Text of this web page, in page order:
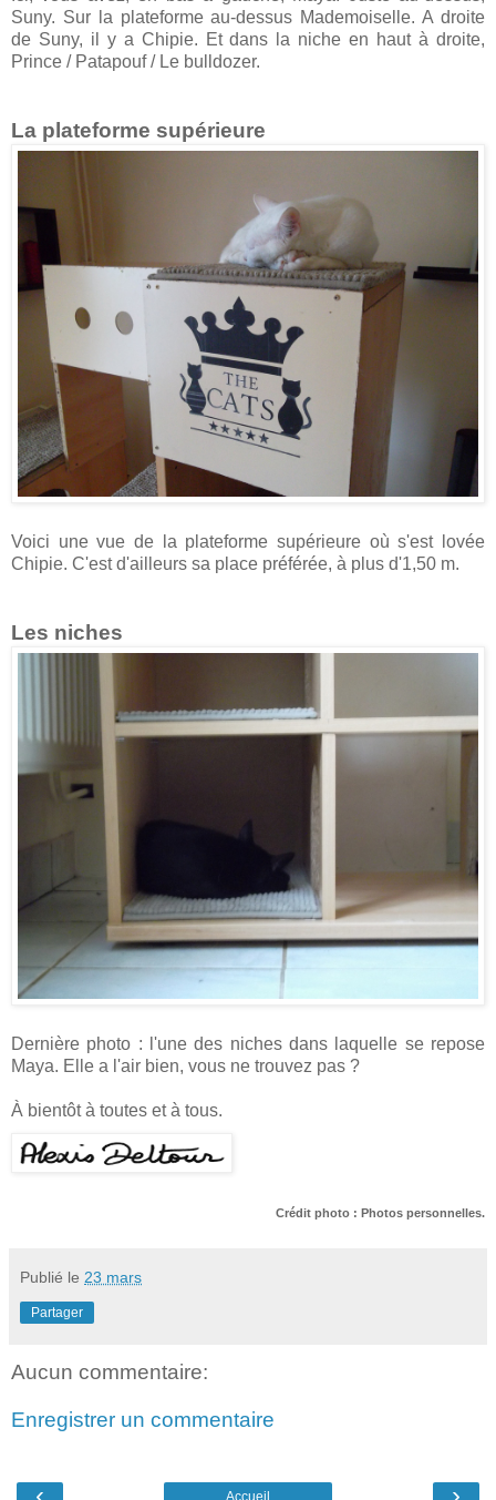
Suny. Sur la plateforme au-dessus Mademoiselle. A droite
de Suny, il y a Chipie. Et dans la niche en haut à droite,
Prince / Patapouf / Le bulldozer.
La plateforme supérieure
Voici une vue de la plateforme supérieure où s'est lovée
Chipie. C'est d'ailleurs sa place préférée, à plus d'1,50 m.
Les niches
Dernière photo : l'une des niches dans laquelle se repose
Maya. Elle a l'air bien, vous ne trouvez pas ?
À bientôt à toutes et à tous.
Crédit photo : Photos personnelles.
Publié le 23 mars
Partager
Aucun commentaire:
Enregistrer un commentaire
Accueil